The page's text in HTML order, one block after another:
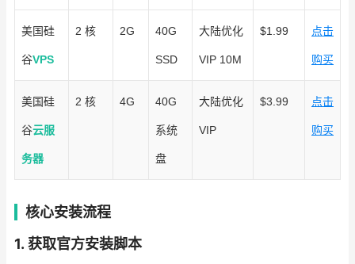
美国硅
谷VPS
2 核 2G 40G
SSD
大陆优化
VIP 10M
$1.99 点击
购买
美国硅
谷云服
务器
2 核 4G 40G
系统
盘
大陆优化
VIP
$3.99 点击
购买
核心安装流程
1. 获取官方安装脚本